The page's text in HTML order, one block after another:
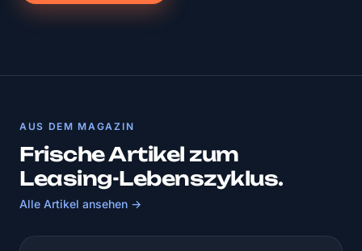
AUS DEM MAGAZIN
Frische Artikel zum
Leasing-Lebenszyklus.
Alle Artikel ansehen →